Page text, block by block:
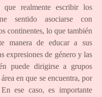
que realmente escribir los
sentido asociarse con
continentes, lo que también
manera de educar a sus
expresiones de género y las
puede dirigirse a grupos
en que se encuentra, por
ese caso, es importante